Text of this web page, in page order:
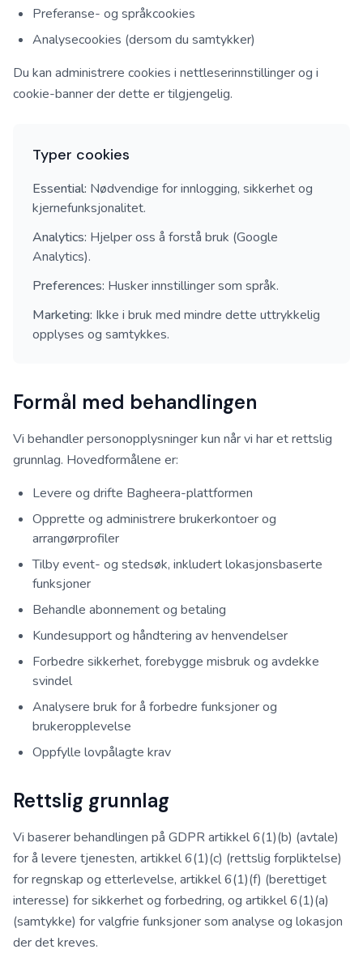
Preferanse- og språkcookies
Analysecookies (dersom du samtykker)
Du kan administrere cookies i nettleserinnstillinger og i
cookie-banner der dette er tilgjengelig.
Typer cookies
Essential: Nødvendige for innlogging, sikkerhet og
kjernefunksjonalitet.
Analytics: Hjelper oss å forstå bruk (Google
Analytics).
Preferences: Husker innstillinger som språk.
Marketing: Ikke i bruk med mindre dette uttrykkelig
opplyses og samtykkes.
Formål med behandlingen
Vi behandler personopplysninger kun når vi har et rettslig
grunnlag. Hovedformålene er:
Levere og drifte Bagheera-plattformen
Opprette og administrere brukerkontoer og
arrangørprofiler
Tilby event- og stedsøk, inkludert lokasjonsbaserte
funksjoner
Behandle abonnement og betaling
Kundesupport og håndtering av henvendelser
Forbedre sikkerhet, forebygge misbruk og avdekke
svindel
Analysere bruk for å forbedre funksjoner og
brukeropplevelse
Oppfylle lovpålagte krav
Rettslig grunnlag
Vi baserer behandlingen på GDPR artikkel 6(1)(b) (avtale)
for å levere tjenesten, artikkel 6(1)(c) (rettslig forpliktelse)
for regnskap og etterlevelse, artikkel 6(1)(f) (berettiget
interesse) for sikkerhet og forbedring, og artikkel 6(1)(a)
(samtykke) for valgfrie funksjoner som analyse og lokasjon
der det kreves.